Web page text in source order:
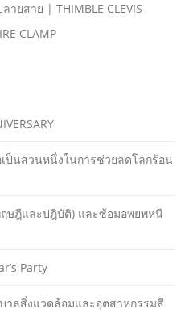
ยสาย | THIMBLE CLEVIS
CLAMP
ป็นส่วนหนึ่งในการช่วยลดโลกร้อน
ษฎีและปฎิบัติ) และซ้อมอพยพหนี
Party
าลสิ่งแวดล้อมและอุตสาหกรรมสี